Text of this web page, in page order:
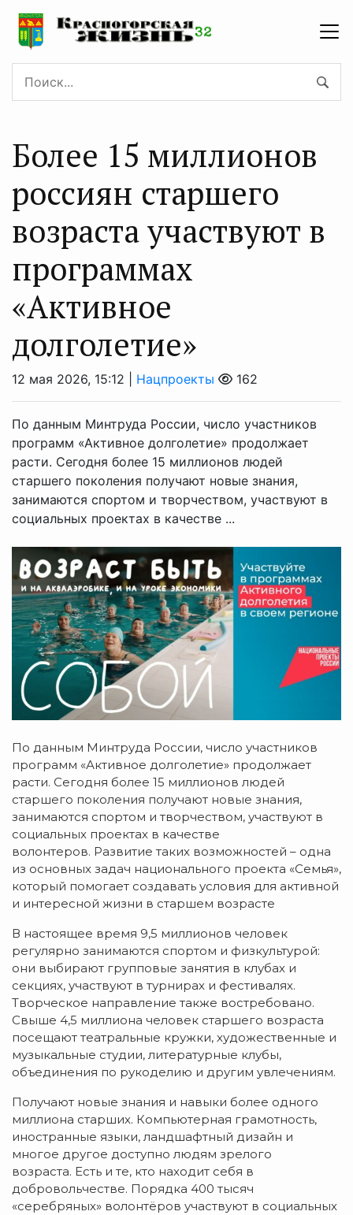
Более 15 миллионов
россиян старшего
возраста участвуют в
программах
«Активное
долголетие»
12 мая 2026, 15:12 | Нацпроекты 162
По данным Минтруда России, число участников
программ «Активное долголетие» продолжает
расти. Сегодня более 15 миллионов людей
старшего поколения получают новые знания,
занимаются спортом и творчеством, участвуют в
социальных проектах в качестве ...
По данным Минтруда России, число участников
программ «Активное долголетие» продолжает
расти. Сегодня более 15 миллионов людей
старшего поколения получают новые знания,
занимаются спортом и творчеством, участвуют в
социальных проектах в качестве
волонтеров. Развитие таких возможностей – одна
из основных задач национального проекта «Семья»,
который помогает создавать условия для активной
и интересной жизни в старшем возрасте
В настоящее время 9,5 миллионов человек
регулярно занимаются спортом и физкультурой:
они выбирают групповые занятия в клубах и
секциях, участвуют в турнирах и фестивалях.
Творческое направление также востребовано.
Свыше 4,5 миллиона человек старшего возраста
посещают театральные кружки, художественные и
музыкальные студии, литературные клубы,
объединения по рукоделию и другим увлечениям.
Получают новые знания и навыки более одного
миллиона старших. Компьютерная грамотность,
иностранные языки, ландшафтный дизайн и
многое другое доступно людям зрелого
возраста. Есть и те, кто находит себя в
добровольчестве. Порядка 400 тысяч
«серебряных» волонтёров участвуют в социальных